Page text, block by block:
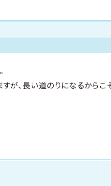
が、長い道のりになるからこ